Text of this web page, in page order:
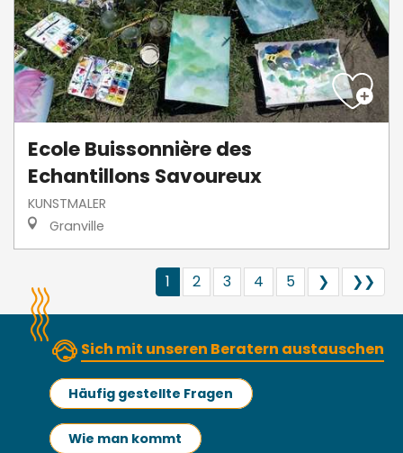
Ecole Buissonnière des
Echantillons Savoureux
KUNSTMALER
Granville
1 2 3 4 5 ❯ ❯❯
Sich mit unseren Beratern austauschen
Häufig gestellte Fragen
Wie man kommt